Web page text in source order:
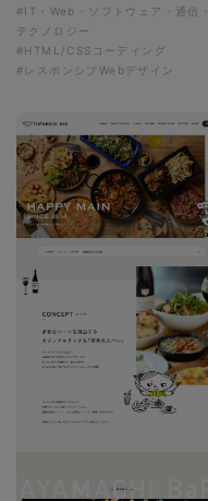
#IT・Web・ソフトウェア・通信・
テクノロジー
#HTML/CSSコーディング
#レスポンシブWebデザイン